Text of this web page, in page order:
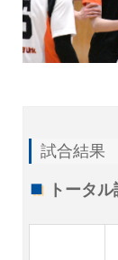
試合結果
トータ